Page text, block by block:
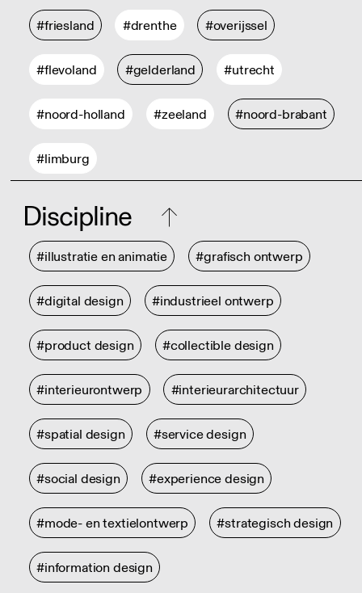
#friesland #drenthe #overijssel
#flevoland #gelderland #utrecht
#noord-holland #zeeland #noord-brabant
#limburg
Discipline
#illustratie en animatie #grafisch ontwerp
#digital design #industrieel ontwerp
#product design #collectible design
#interieurontwerp #interieurarchitectuur
#spatial design #service design
#social design #experience design
#mode- en textielontwerp #strategisch design
#information design